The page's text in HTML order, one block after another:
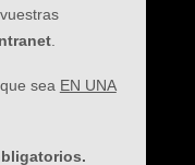
.
sea EN UNA